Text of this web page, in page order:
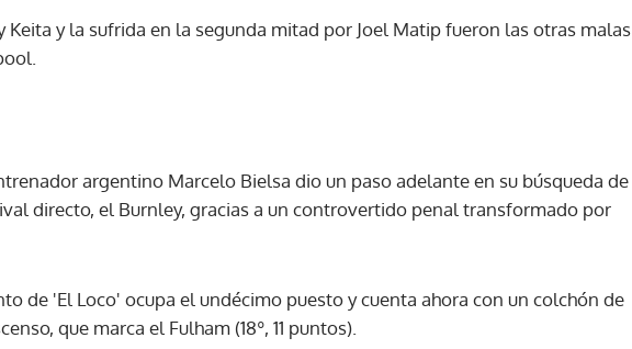
y la sufrida en la segunda mitad por Joel Matip fueron las otras malas
argentino Marcelo Bielsa dio un paso adelante en su búsqueda de
directo, el Burnley, gracias a un controvertido penal transformado por
de 'El Loco' ocupa el undécimo puesto y cuenta ahora con un colchón de
que marca el Fulham (18º, 11 puntos).